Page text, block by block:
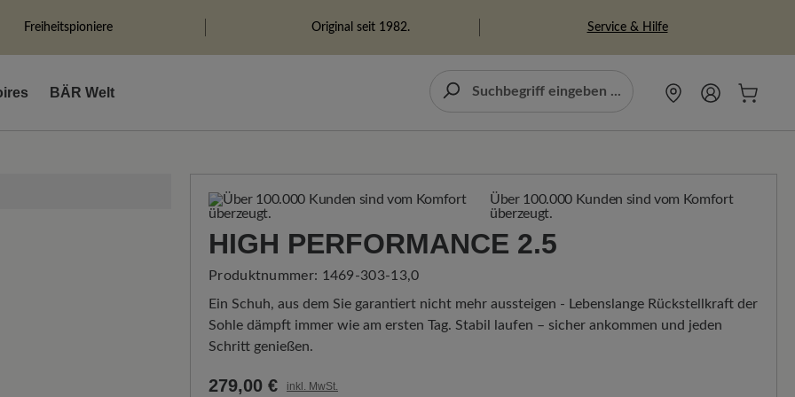
Freiheitspioniere Original seit 1982. Service & Hilfe
BÄR Welt
Über 100.000 Kunden sind vom Komfort
überzeugt.
HIGH PERFORMANCE 2.5
Produktnummer: 1469-303-13,0
Ein Schuh, aus dem Sie garantiert nicht mehr aussteigen - Lebenslange Rückstellkraft der
Sohle dämpft immer wie am ersten Tag. Stabil laufen – sicher ankommen und jeden
Schritt genießen.
279,00 € inkl. MwSt.